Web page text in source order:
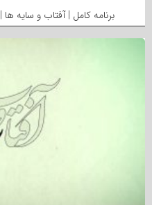
برنامه کامل | آفتاب و سایه ها | ۱۴۰۴.۱۲.۲ | استاد شهیدی فیاض